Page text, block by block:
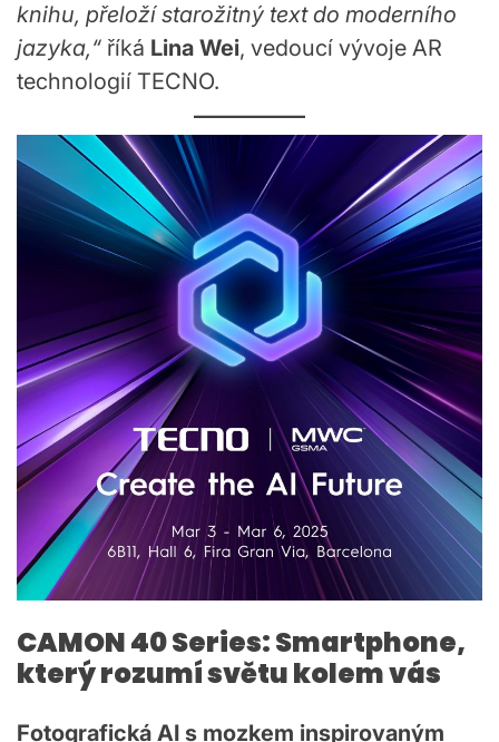
knihu, přeloží starožitný text do moderního
jazyka,“ říká Lina Wei, vedoucí vývoje AR
technologií TECNO.
CAMON 40 Series: Smartphone,
který rozumí světu kolem vás
Fotografická AI s mozkem inspirovaným